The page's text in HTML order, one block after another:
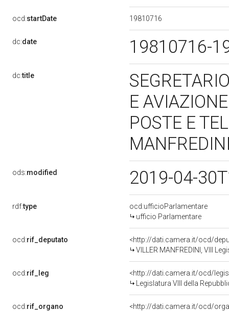
ocd:startDate 19810716
dc:date 19810716-
dc:title
E
POSTE E
ods:modified 2019-04-
rdf:type
ocd:ufficioParlamentare
ufficio Parlamentare
ocd:rif_deputato
<http://dati.camera.it/ocd/
VILLER MANFREDINI, VIII
ocd:rif_leg
<http://dati.camera.it/ocd/
Legislatura VIII della
ocd:rif_organo
<http://dati.camera.it/ocd/